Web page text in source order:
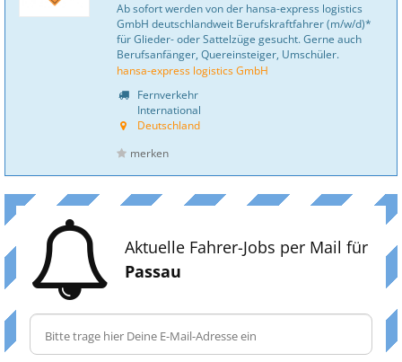
Ab sofort werden von der hansa-express logistics
GmbH deutschlandweit Berufskraftfahrer (m/w/d)*
für Glieder- oder Sattelzüge gesucht. Gerne auch
Berufsanfänger, Quereinsteiger, Umschüler.
hansa-express logistics GmbH
Fernverkehr
International
Deutschland
merken
Aktuelle Fahrer-Jobs per Mail für
Passau